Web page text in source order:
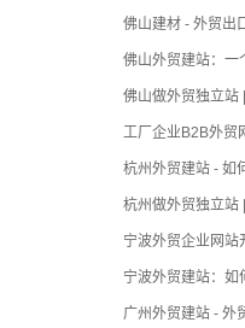
佛山建材 - 外贸出
佛山外贸建站：一
佛山做外贸独立站
工厂企业B2B外贸
杭州外贸建站 - 如
杭州做外贸独立站
宁波外贸企业网站
宁波外贸建站：如
广州外贸建站 - 外